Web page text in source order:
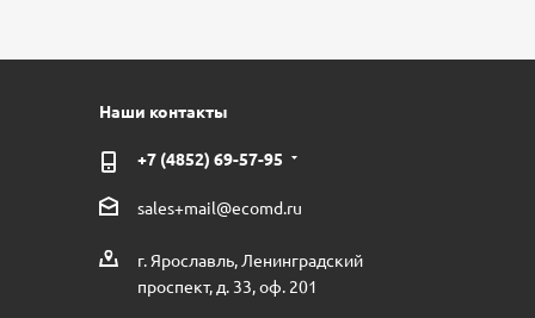
Наши контакты
+7 (4852) 69-57-95
sales+mail@ecomd.ru
г. Ярославль, Ленинградский
проспект, д. 33, оф. 201